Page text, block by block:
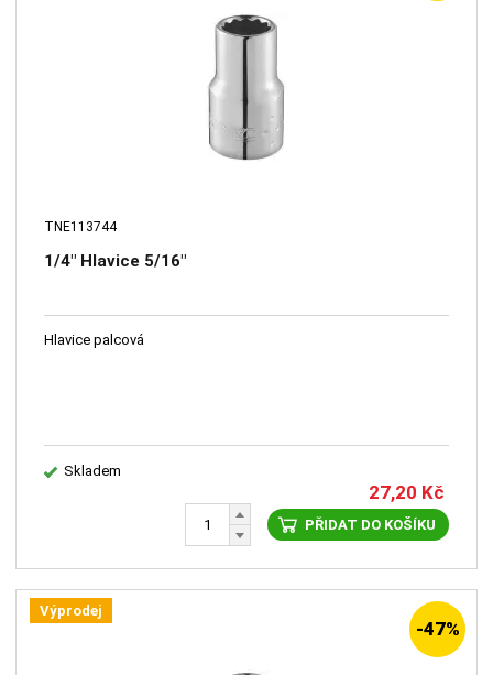
TNE113744
1/4" Hlavice 5/16"
Hlavice palcová
Skladem
27,20 Kč
PŘIDAT DO KOŠÍKU
Výprodej
-47%